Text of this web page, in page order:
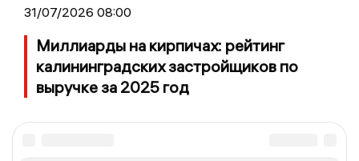
31/07/2026 08:00
Миллиарды на кирпичах: рейтинг
калининградских застройщиков по
выручке за 2025 год